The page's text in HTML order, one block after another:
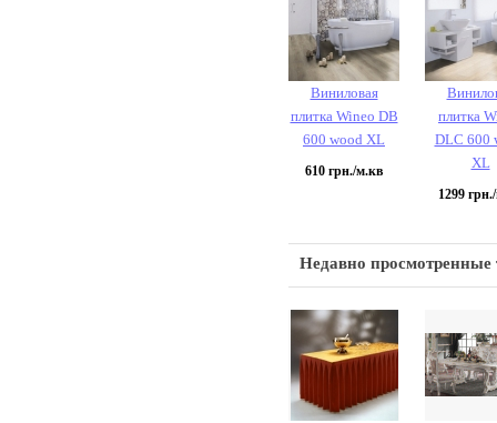
Виниловая
плитка Wineo DB
600 wood XL
610 грн./м.кв
плитка
DLC 600
XL
1299
Недавно просмотренные